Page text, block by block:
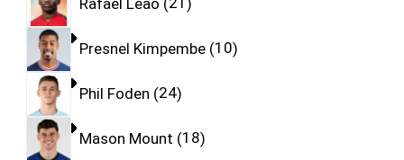
Presnel Kimpembe 10
Phil Foden 24
Mason Mount 18